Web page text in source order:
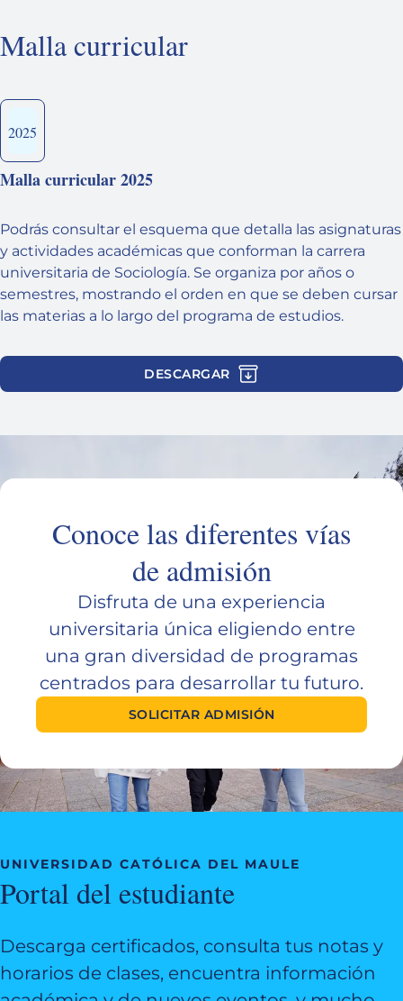
Malla curricular
2025
Malla curricular 2025
Podrás consultar el esquema que detalla las asignaturas
y actividades académicas que conforman la carrera
universitaria de Sociología. Se organiza por años o
semestres, mostrando el orden en que se deben cursar
las materias a lo largo del programa de estudios.
DESCARGAR
Conoce las diferentes vías
de admisión
Disfruta de una experiencia
universitaria única eligiendo entre
una gran diversidad de programas
centrados para desarrollar tu futuro.
SOLICITAR ADMISIÓN
UNIVERSIDAD CATÓLICA DEL MAULE
Portal del estudiante
Descarga certificados, consulta tus notas y
horarios de clases, encuentra información